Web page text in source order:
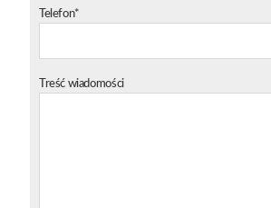
Telefon*
Treść wiadomości